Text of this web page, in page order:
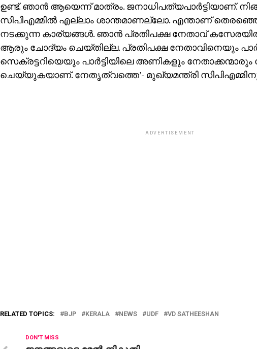
ഉണ്ട്. ഞാന്‍ ആയെന്ന് മാത്രം. ജനാധിപത്യപാര്‍ട്ടിയാണ്.
സിപിഎമ്മില്‍ എല്ലാം ശാന്തമാണല്ലോ. എന്താണ്
നടക്കുന്ന കാര്യങ്ങള്‍. ഞാന്‍ പ്രതിപക്ഷ നേതാവ്
ആരും ചോദ്യം ചെയ്തില്ല. പ്രതിപക്ഷ നേതാവിനെയും
സെക്രട്ടറിയെയും പാര്‍ട്ടിയിലെ അണികളും
ചെയ്യുകയാണ്. നേതൃത്വത്തെ’- മുഖ്യമന്ത്രി
ADVERTISEMENT
RELATED TOPICS: BJP KERALA NEWS UDF VD SATHEESHAN
DON'T MISS